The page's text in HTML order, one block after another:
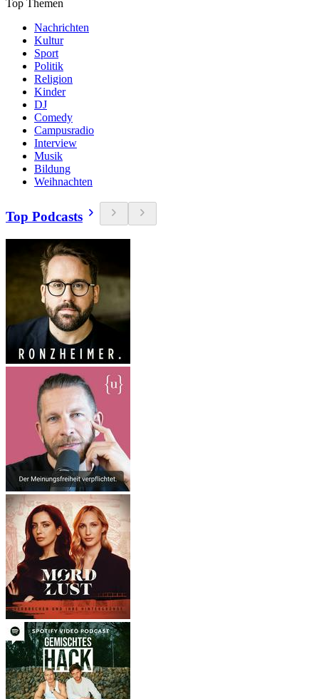
Top Themen
Nachrichten
Kultur
Sport
Politik
Religion
Kinder
DJ
Comedy
Campusradio
Interview
Musik
Bildung
Weihnachten
Top Podcasts